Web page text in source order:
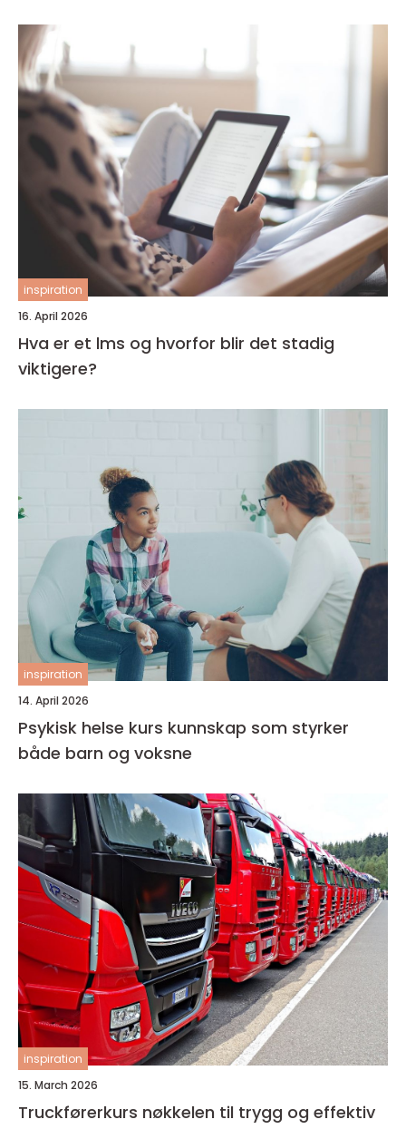
inspiration
16. April 2026
Hva er et lms og hvorfor blir det stadig
viktigere?
inspiration
14. April 2026
Psykisk helse kurs kunnskap som styrker
både barn og voksne
inspiration
15. March 2026
Truckførerkurs nøkkelen til trygg og effektiv